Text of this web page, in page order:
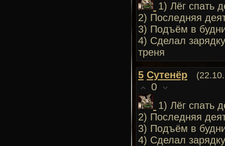
1) Лёг спать
2) Последняя
3) Подъём в
4) Сделал
треня
5 Сутенёр
0
1) Лёг спать
2) Последняя
3) Подъём в
4) Сделал